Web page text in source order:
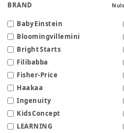
BRAND
Baby Einstein (
Bloomingvillemini
(
Bright Starts
(
Filibabba
(
Fisher-Price
(
Haakaa
(
Ingenuity
(
Kids Concept
(
LEARNING
(